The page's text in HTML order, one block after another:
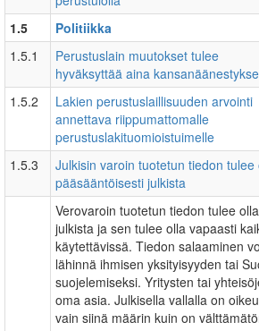
1.5
Politiikka
1.5.1
Perustuslain muutokset tulee
hyväksyttää aina
1.5.2
Lakien perustuslaillisuuden arvointi
annettava riippumattomalle
perustuslakituomioistuimelle
1.5.3
Julkisin varoin tuotetun tiedon tulee
pääsääntöisesti julkista
Verovaroin tuotetun tiedon tulee
julkista ja sen tulee olla vapaasti
käytettävissä. Tiedon salaaminen
lähinnä ihmisen yksityisyyden tai
suojelemiseksi. Yritysten tai
oma asia. Julkisella vallalla on
vain siinä määrin kuin on